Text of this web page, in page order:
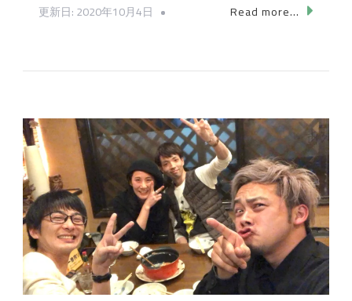
更新日:2020年10月4日 Read more...